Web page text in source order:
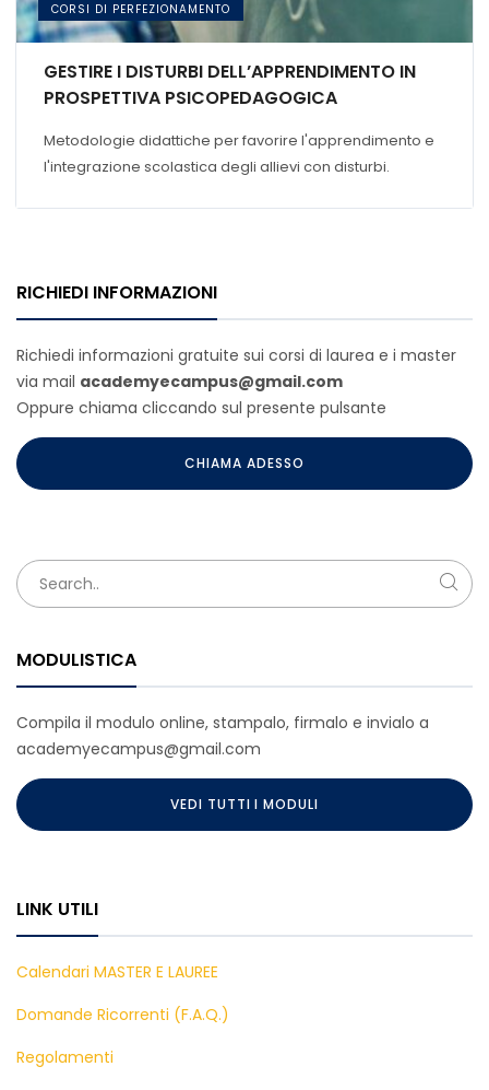
CORSI DI PERFEZIONAMENTO
GESTIRE I DISTURBI DELL’APPRENDIMENTO IN
PROSPETTIVA PSICOPEDAGOGICA
Metodologie didattiche per favorire l'apprendimento e
l'integrazione scolastica degli allievi con disturbi.
RICHIEDI INFORMAZIONI
Richiedi informazioni gratuite sui corsi di laurea e i master
via mail academyecampus@gmail.com
Oppure chiama cliccando sul presente pulsante
CHIAMA ADESSO
MODULISTICA
Compila il modulo online, stampalo, firmalo e invialo a
academyecampus@gmail.com
VEDI TUTTI I MODULI
LINK UTILI
Calendari MASTER E LAUREE
Domande Ricorrenti (F.A.Q.)
Regolamenti